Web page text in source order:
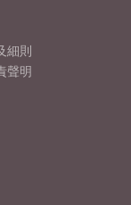
細則
聲明